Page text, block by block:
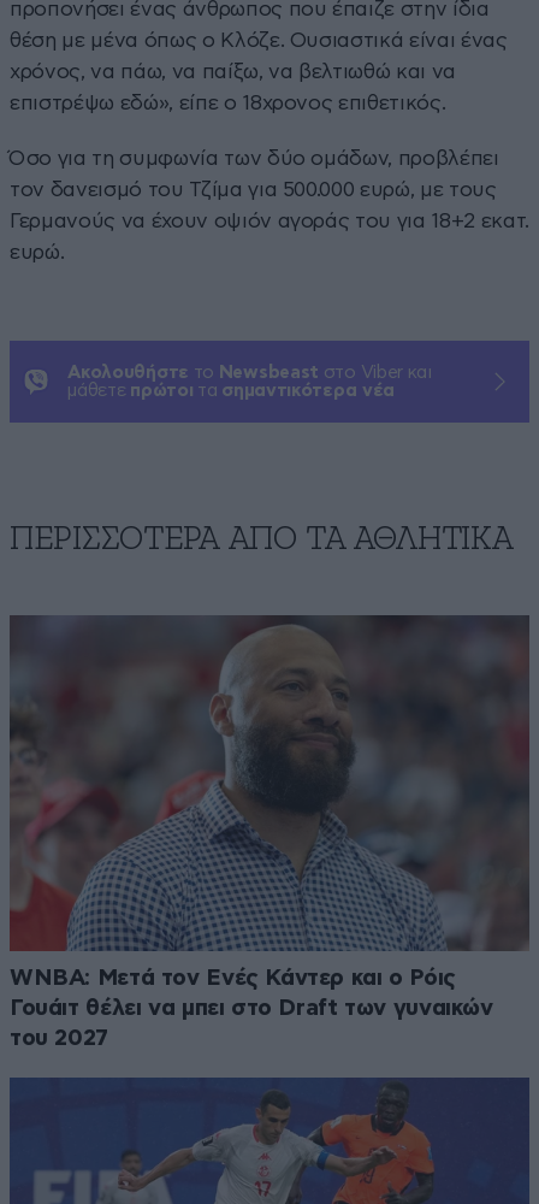
προπονήσει ένας άνθρωπος που έπαιζε στην ίδια
θέση με μένα όπως ο Κλόζε. Ουσιαστικά είναι ένας
χρόνος, να πάω, να παίξω, να βελτιωθώ και να
επιστρέψω εδώ», είπε ο 18χρονος επιθετικός.
Όσο για τη συμφωνία των δύο ομάδων, προβλέπει
τον δανεισμό του Τζίμα για 500.000 ευρώ, με τους
Γερμανούς να έχουν οψιόν αγοράς του για 18+2 εκατ.
ευρώ.
Ακολουθήστε το Newsbeast στο Viber και
μάθετε πρώτοι τα σημαντικότερα νέα
ΠΕΡΙΣΣΟΤΕΡΑ ΑΠΟ ΤA ΑΘΛΗΤΙΚΑ
WNBA: Μετά τον Ενές Κάντερ και ο Ρόις
Γουάιτ θέλει να μπει στο Draft των γυναικών
του 2027